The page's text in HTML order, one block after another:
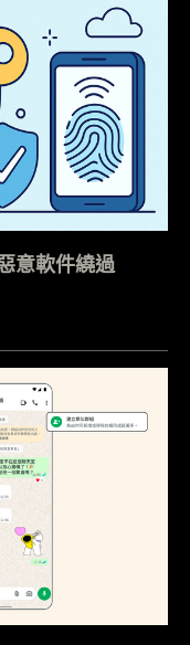
意軟件繞過